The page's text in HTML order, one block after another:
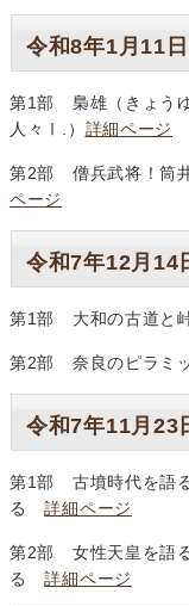
令和8年1月11日
第1部 梟雄（きょう
人々Ⅰ.） 詳細ページ
第2部 僧兵武将！筒
ページ
令和7年12月14
第1部 大和の古道と
第2部 奈良のピラミ
令和7年11月23
第1部 古墳時代を語
る詳細ページ
第2部 女性天皇を語
る詳細ページ